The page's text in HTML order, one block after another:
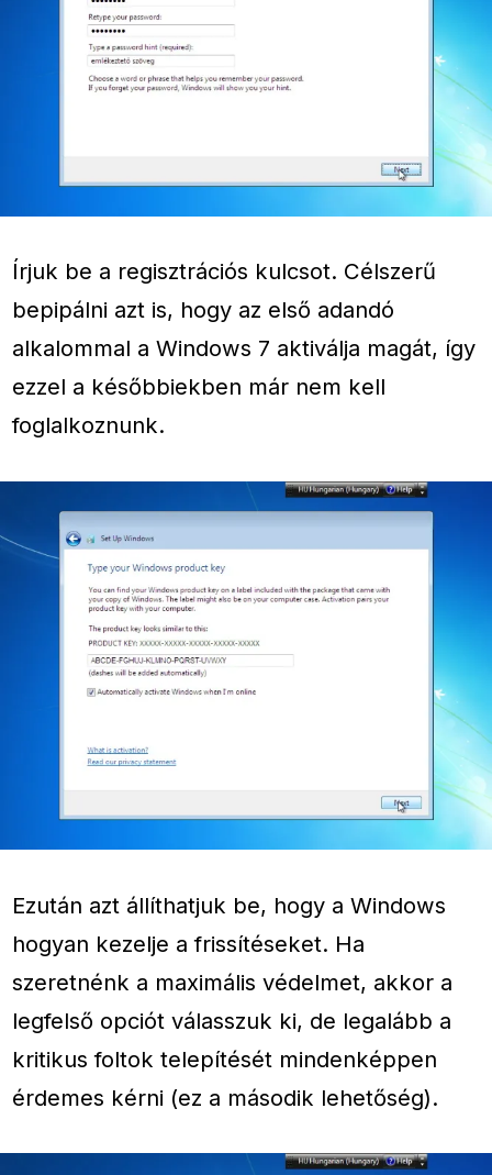
Írjuk be a regisztrációs kulcsot. Célszerű
bepipálni azt is, hogy az első adandó
alkalommal a Windows 7 aktiválja magát, így
ezzel a későbbiekben már nem kell
foglalkoznunk.
Ezután azt állíthatjuk be, hogy a Windows
hogyan kezelje a frissítéseket. Ha
szeretnénk a maximális védelmet, akkor a
legfelső opciót válasszuk ki, de legalább a
kritikus foltok telepítését mindenképpen
érdemes kérni (ez a második lehetőség).